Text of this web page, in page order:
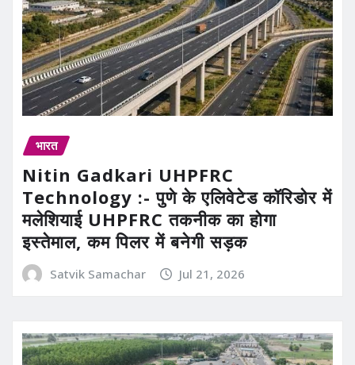
भारत
Nitin Gadkari UHPFRC
Technology :- पुणे के एलिवेटेड कॉरिडोर में
मलेशियाई UHPFRC तकनीक का होगा
इस्तेमाल, कम पिलर में बनेगी सड़क
Satvik Samachar Jul 21, 2026